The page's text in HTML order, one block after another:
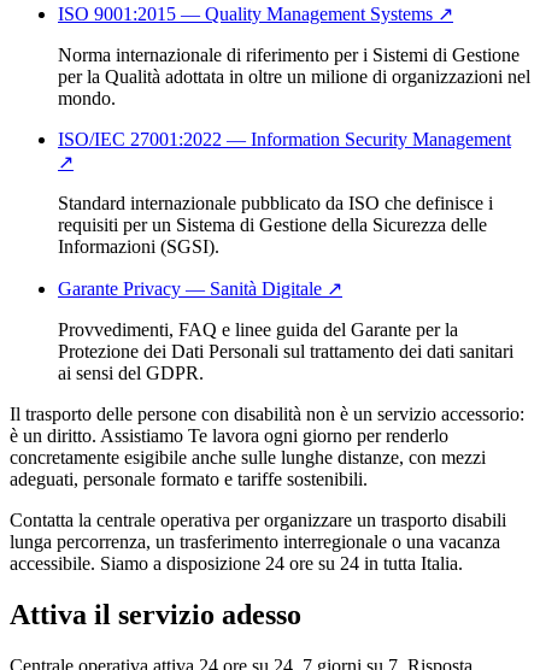
ISO 9001:2015 — Quality Management Systems ↗
Norma internazionale di riferimento per i Sistemi di Gestione
per la Qualità adottata in oltre un milione di organizzazioni nel
mondo.
ISO/IEC 27001:2022 — Information Security Management
↗
Standard internazionale pubblicato da ISO che definisce i
requisiti per un Sistema di Gestione della Sicurezza delle
Informazioni (SGSI).
Garante Privacy — Sanità Digitale ↗
Provvedimenti, FAQ e linee guida del Garante per la
Protezione dei Dati Personali sul trattamento dei dati sanitari
ai sensi del GDPR.
Il trasporto delle persone con disabilità non è un servizio accessorio:
è un diritto. Assistiamo Te lavora ogni giorno per renderlo
concretamente esigibile anche sulle lunghe distanze, con mezzi
adeguati, personale formato e tariffe sostenibili.
Contatta la centrale operativa per organizzare un trasporto disabili
lunga percorrenza, un trasferimento interregionale o una vacanza
accessibile. Siamo a disposizione 24 ore su 24 in tutta Italia.
Attiva il servizio adesso
Centrale operativa attiva 24 ore su 24, 7 giorni su 7. Risposta